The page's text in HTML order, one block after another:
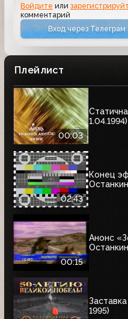
Войдите или
комментарий
Вход через Телеграм
Плейлист
00:03
1.04.1994)
02:43
Конец
00:15
Анонс
1995)